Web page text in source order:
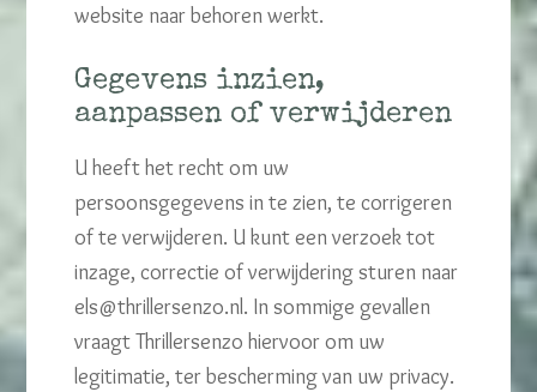
website naar behoren werkt.
Gegevens inzien,
aanpassen of verwijderen
U heeft het recht om uw
persoonsgegevens in te zien, te corrigeren
of te verwijderen. U kunt een verzoek tot
inzage, correctie of verwijdering sturen naar
els@thrillersenzo.nl. In sommige gevallen
vraagt Thrillersenzo hiervoor om uw
legitimatie, ter bescherming van uw privacy.